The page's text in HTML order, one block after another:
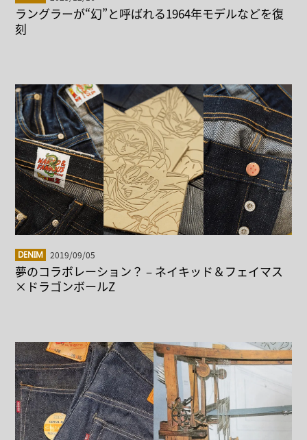
ラングラーが“幻”と呼ばれる1964年モデルなどを復
刻
DENIM 2019/09/05
夢のコラボレーション？ – ネイキッド＆フェイマス
×ドラゴンボールZ